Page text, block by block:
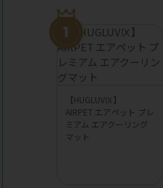
【HUGLUVⅨ】
AIRPET エアペット プレ
ミアム エアクーリング
マット